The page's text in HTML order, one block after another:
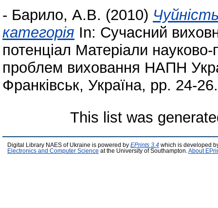
- Барило, А.В. (2010)
категорія In: Сучасний
потенціал Матеріали науково-
проблем виховання НАПН
Франківськ, Україна, pp. 24-26.
This list was
Digital Library NAES of Ukraine is powered by EPrints 3.4 which is developed
Electronics and Computer Science at the University of Southampton. About